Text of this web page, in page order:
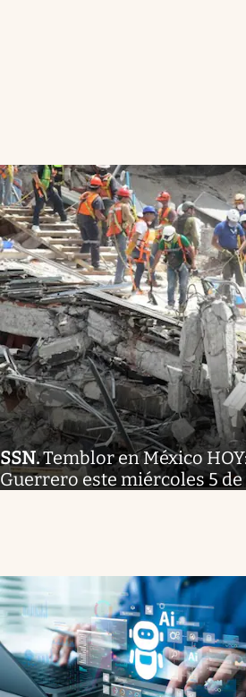
SSN.Temblor en México
Guerrero este miércoles 5